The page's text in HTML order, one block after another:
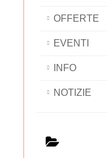
OFFERTE
EVENTI
INFO
NOTIZIE